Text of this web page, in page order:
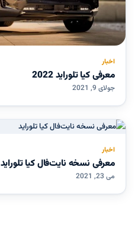
اخبار
معرفی کیا تلوراید 2022
جولای 9, 2021
اخبار
معرفی نسخه نایت‌فال کیا تلوراید
می 23, 2021